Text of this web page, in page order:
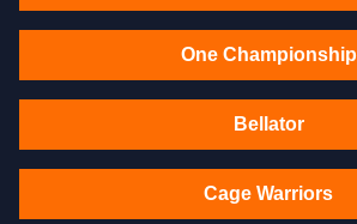
One Championship
Bellator
Cage Warriors